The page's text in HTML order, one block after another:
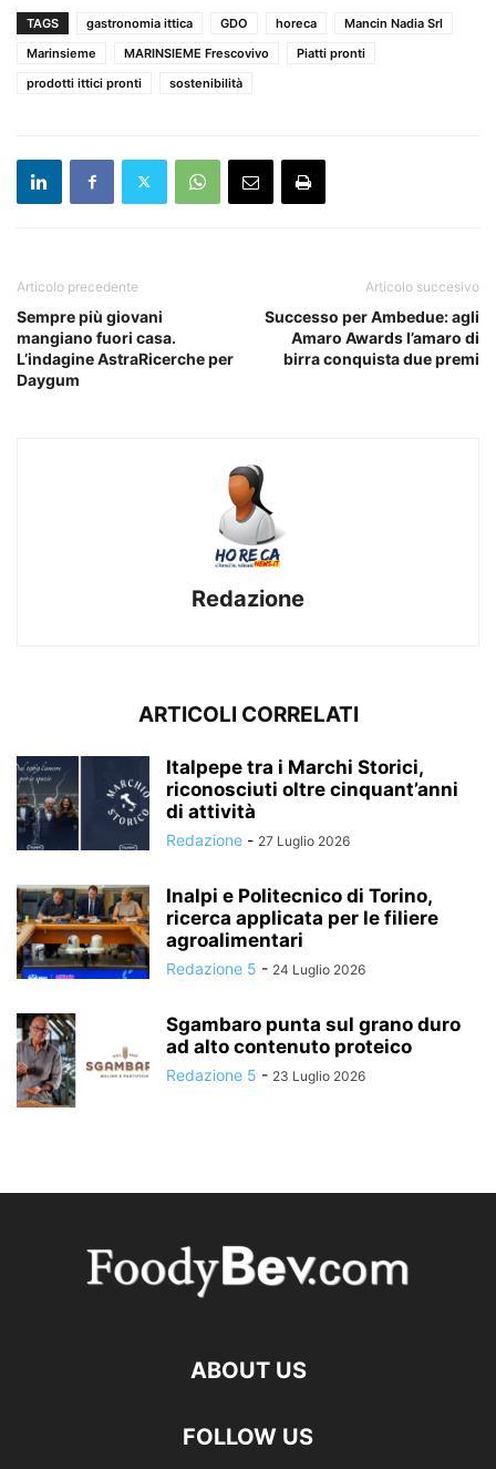
TAGS gastronomia ittica GDO horeca
Mancin Nadia Srl
Marinsieme
MARINSIEME Frescovivo
Piatti pronti
prodotti ittici pronti
sostenibilità
Articolo precedente
Sempre più giovani
mangiano fuori casa.
L’indagine AstraRicerche per
Daygum
Articolo succesivo
Successo per Ambedue: agli
Amaro Awards l’amaro di
birra conquista due premi
Redazione
ARTICOLI CORRELATI
Italpepe tra i Marchi Storici,
riconosciuti oltre cinquant’anni
di attività
Redazione - 27 Luglio 2026
Inalpi e Politecnico di Torino,
ricerca applicata per le filiere
agroalimentari
Redazione 5 - 24 Luglio 2026
Sgambaro punta sul grano duro
ad alto contenuto proteico
Redazione 5 - 23 Luglio 2026
ABOUT US
FOLLOW US